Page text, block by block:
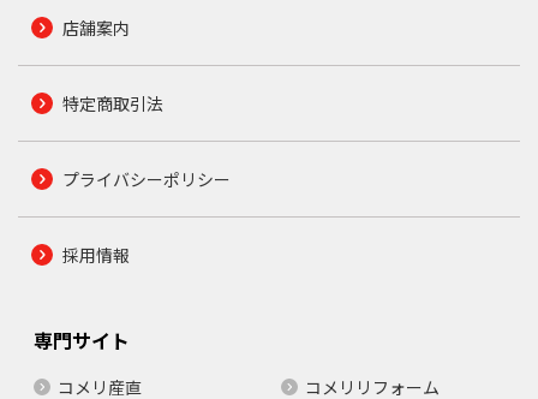
店舗案内
特定商取引法
プライバシーポリシー
採用情報
専門サイト
コメリ産直 コメリリフォーム